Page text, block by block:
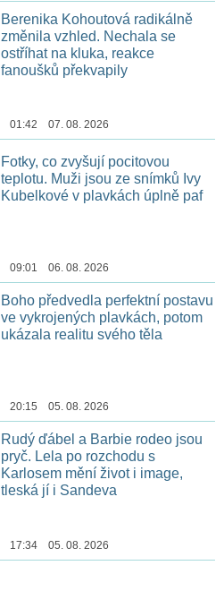
Berenika Kohoutová radikálně
změnila vzhled. Nechala se
ostříhat na kluka, reakce
fanoušků překvapily
01:42 07. 08. 2026
Fotky, co zvyšují pocitovou
teplotu. Muži jsou ze snímků Ivy
Kubelkové v plavkách úplně paf
09:01 06. 08. 2026
Boho předvedla perfektní postavu
ve vykrojených plavkách, potom
ukázala realitu svého těla
20:15 05. 08. 2026
Rudý ďábel a Barbie rodeo jsou
pryč. Lela po rozchodu s
Karlosem mění život i image,
tleská jí i Sandeva
17:34 05. 08. 2026